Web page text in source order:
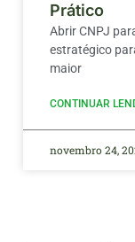
Prático
Abrir CNPJ
estratégico
maior
CONTINUAR
novembro 24,